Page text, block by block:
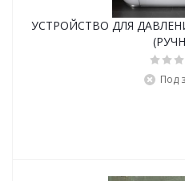
УСТРОЙСТВО ДЛЯ
Под